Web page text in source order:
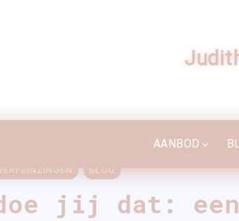
AANBOD
BLOG
jij dat: